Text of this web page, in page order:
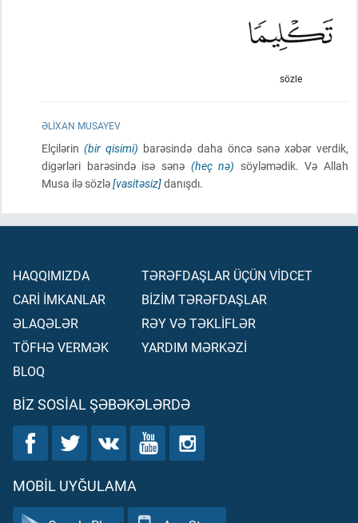
sözle
ƏLIXAN MUSAYEV
Elçilərin(bir qisimi) barəsində daha öncə sənə xəbər verdik,
digərləri barəsində isə sənə (heç nə) söyləmədik. Və Allah
Musa ilə sözlə[vasitəsiz]danışdı.
HAQQIMIZDA
CARİ İMKANLAR
ƏLAQƏLƏR
TÖFHƏ VERMƏK
BLOQ
TƏRƏFDAŞLAR ÜÇÜN VİDCET
BİZİM TƏRƏFDAŞLAR
RƏY VƏ TƏKLİFLƏR
YARDIM MƏRKƏZİ
BIZ SOSIAL ŞƏBƏKƏLƏRDƏ
MOBIL UYĞULAMA